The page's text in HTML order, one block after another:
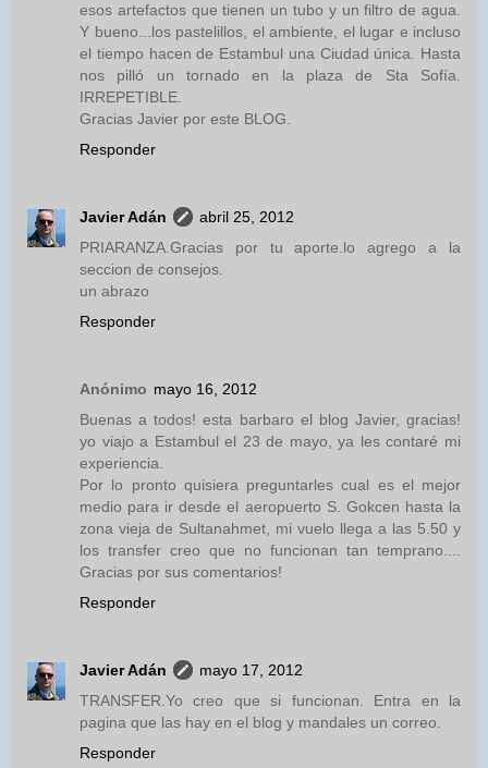
esos artefactos que tienen un tubo y un filtro de agua.
Y bueno...los pastelillos, el ambiente, el lugar e incluso
el tiempo hacen de Estambul una Ciudad única. Hasta
nos pilló un tornado en la plaza de Sta Sofía.
IRREPETIBLE.
Gracias Javier por este BLOG.
Responder
Javier Adán
abril 25, 2012
PRIARANZA.Gracias por tu aporte.lo agrego a la
seccion de consejos.
un abrazo
Responder
Anónimo mayo 16, 2012
Buenas a todos! esta barbaro el blog Javier, gracias!
yo viajo a Estambul el 23 de mayo, ya les contaré mi
experiencia.
Por lo pronto quisiera preguntarles cual es el mejor
medio para ir desde el aeropuerto S. Gokcen hasta la
zona vieja de Sultanahmet, mi vuelo llega a las 5.50 y
los transfer creo que no funcionan tan temprano....
Gracias por sus comentarios!
Responder
Javier Adán
mayo 17, 2012
TRANSFER.Yo creo que si funcionan. Entra en la
pagina que las hay en el blog y mandales un correo.
Responder